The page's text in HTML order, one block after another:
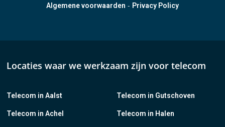
Algemene voorwaarden - Privacy Policy
Locaties waar we werkzaam zijn voor telecom
Telecom in Aalst
Telecom in Achel
Telecom in Gutschoven
Telecom in Halen